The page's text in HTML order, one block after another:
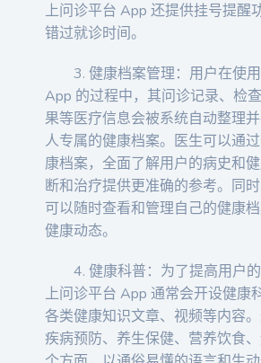
上问诊平台 App 还提供挂号提醒
错过就诊时间。
3. 健康档案管理：用户在使
App 的过程中，其问诊记录、检
果等医疗信息会被系统自动整理
人专属的健康档案。医生可以通
康档案，全面了解用户的病史和
断和治疗提供更准确的参考。同
可以随时查看和管理自己的健康
健康动态。
4. 健康科普：为了提高用户
上问诊平台 App 通常会开设健康
各类健康知识文章、视频等内容
疾病预防、养生保健、营养饮食